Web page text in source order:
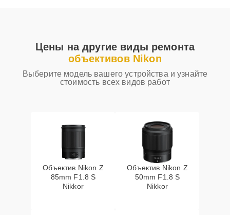
Цены на другие виды ремонта
объективов Nikon
Выберите модель вашего устройства и узнайте
стоимость всех видов работ
Объектив Nikon Z
85mm F1.8 S
Nikkor
Объектив Nikon Z
50mm F1.8 S
Nikkor